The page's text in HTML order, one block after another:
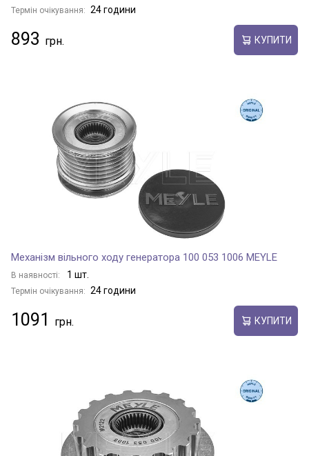
Термін очікування: 24 години
893 КУПИТИ
Механізм вільного ходу генератора 100 053 1006 MEYLE
В наявності: 1 шт.
Термін очікування: 24 години
1091 КУПИТИ